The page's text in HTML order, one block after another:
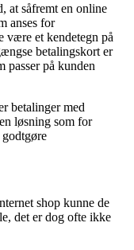
at såfremt en online
anses for
et kendetegn på
betalingskort er
passer på kunden
betalinger med
løsning som for
shop kunne de
det er dog ofte ikke